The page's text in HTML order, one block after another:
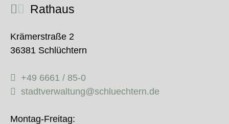
Rathaus
Krämerstraße 2
36381 Schlüchtern
+49 6661 / 85-0
stadtverwaltung@schluechtern.de
Montag-Freitag: